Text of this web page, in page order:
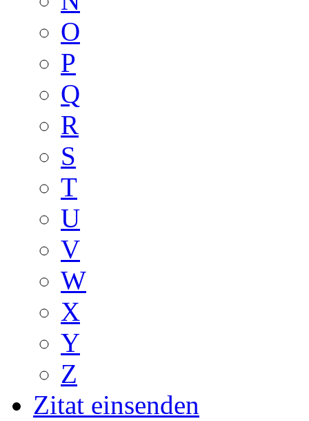
O
P
Q
R
S
T
U
V
W
X
Y
Z
Zitat einsenden